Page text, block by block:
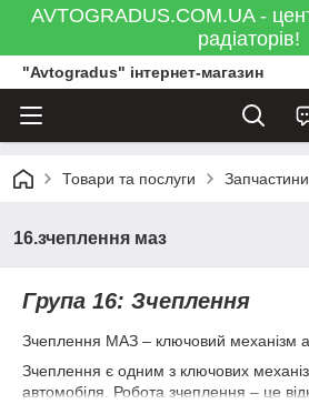
AVTOGRADUS.COM.UA -
радіаторів!
"Avtogradus" інтернет-магазин
Товари та послуги
16.зчеплення маз
Група 16: Зчеплення
Зчеплення МАЗ – ключовий механізм
Зчеплення є одним з ключових
автомобіля. Робота зчеплення – це